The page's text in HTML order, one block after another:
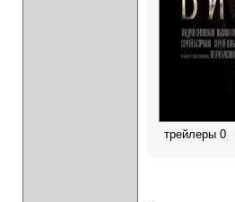
трейлеры 0